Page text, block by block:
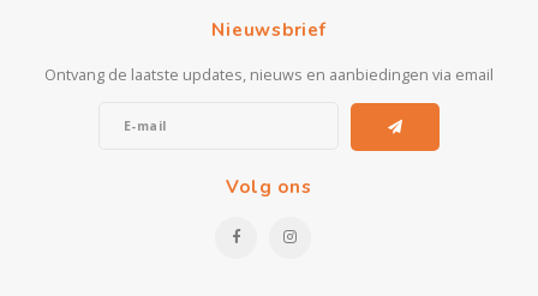
Nieuwsbrief
Ontvang de laatste updates, nieuws en aanbiedingen via email
Volg ons